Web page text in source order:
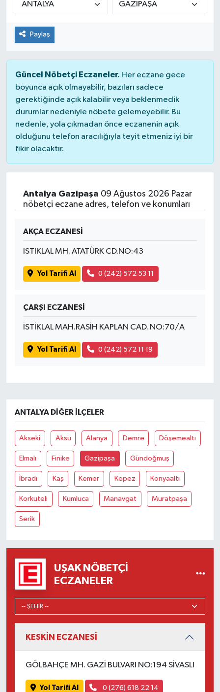
Paylaş
Güncel Nöbetçi Eczaneler. Her eczane gece
boyunca açık olmayabilir, bazıları sadece
gerektiğinde açık kalabilir veya beklenmedik
durumlar nedeniyle nöbete gelemeyebilir. Bu
nedenle, yola çıkmadan önce eczanenin açık
olduğunu telefon aracılığıyla teyit etmeniz iyi bir
fikir olacaktır.
Antalya Gazipaşa 09 Ağustos 2026 Pazar
nöbetçi eczane adres, telefon ve konumları
AKÇA ECZANESİ
ISTIKLAL MH. ATATÜRK CD.NO:43
Yol Tarifi Al 0 (242) 572 53 11
ÇARŞI ECZANESİ
İSTİKLAL MAH.RASİH KAPLAN CAD. NO:70/A
Yol Tarifi Al 0 (242) 572 11 19
ANTALYA DIĞER İLÇELER
Akseki Aksu Alanya Demre Döşemealtı
Elmalı Finike Gazipaşa Gündoğmuş
İbradı Kaş Kemer Kepez Konyaaltı
Korkuteli Kumluca Manavgat Muratpaşa
Serik
UŞAK NÖBETÇI
ECZANELER
KESKİN ECZANESİ
GÖLBAHÇE MH. GAZİ BULVARI NO:194 SİVASLI
Yol Tarifi Al 0 (276) 618 22 14